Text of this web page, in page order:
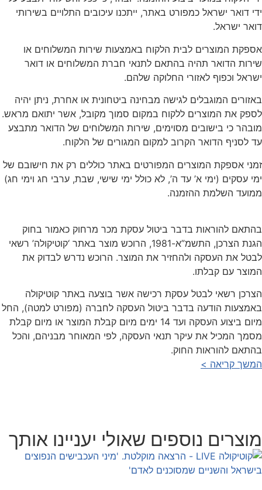
ידי דואר ישראל כמפורט באתר, ייתכנו עיכובים התלויים בשירותי
דואר ישראל.
אספקת המוצרים לבית הלקוח באמצעות שירות המשלוחים או
שירות הדואר תהיה בהתאם לתנאי חברת המשלוחים או דואר
ישראל וכפוף לאזורי החלוקה שלהם.
באזורים המוגבלים לגישה מבחינה ביטחונית או אחרת, ניתן יהיה
לספק את המוצרים ללקוח במקום סמוך מקובל, אשר יתואם מראש.
מובהר כי בישובים מסוימים, שירות המשלוחים של הדואר מתבצע
עד לסניף הדואר הקרוב למקום המגורים של הלקוח.
זמני אספקת המוצרים המפורטים באתר כוללים רק את חישובם של
ימי עסקים (ימי א’ עד ה’, לא כולל ימי שישי, שבת, ערבי חג וימי חג)
ממועד השלמת ההזמנה.
בהתאם להוראות בדבר ביטול עסקת מכר מרחוק כאמור בחוק
הגנת הצרכן, התשמ”א-1981, הרוכש מוצר באתר ‘קוטיקולה’ רשאי
לבטל את העסקה ולהחזיר את המוצר. הרוכש נדרש לבדוק את
המוצר עם קבלתו.
הצרכן רשאי לבטל עסקת רכישה אשר בוצעה באתר קוטיקולה
באמצעות הודעה בדבר ביטול העסקה לחברה (מפורט למטה), החל
מיום ביצוע העסקה ועד 14 ימים מיום קבלת המוצר או מיום קבלת
מסמך המכיל את עיקר תנאי העסקה, לפי המאוחר מבניהם, והכל
בהתאם להוראות החוק.
המשך קריאה >
מוצרים נוספים שאולי יעניינו אותך